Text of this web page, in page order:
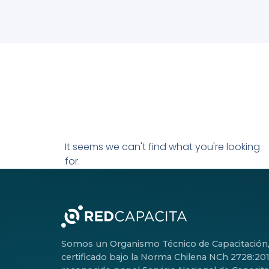
It seems we can't find what you're looking
for.
Somos un Organismo Técnico de Capacitación,
certificado bajo la Norma Chilena NCh